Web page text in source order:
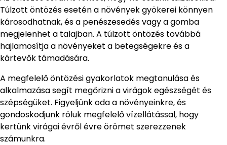
Túlzott öntözés esetén a növények gyökerei könnyen
károsodhatnak, és a penészesedés vagy a gomba
megjelenhet a talajban. A túlzott öntözés továbbá
hajlamosítja a növényeket a betegségekre és a
kártevők támadására.
A megfelelő öntözési gyakorlatok megtanulása és
alkalmazása segít megőrizni a virágok egészségét és
szépségüket. Figyeljünk oda a növényeinkre, és
gondoskodjunk róluk megfelelő vízellátással, hogy
kertünk virágai évről évre örömet szerezzenek
számunkra.